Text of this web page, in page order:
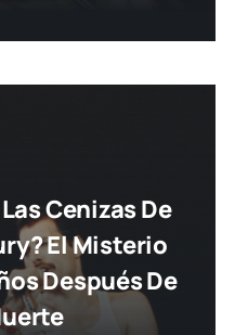
Cenizas De
El Misterio
Después De